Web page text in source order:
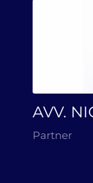
AVV.
Partner